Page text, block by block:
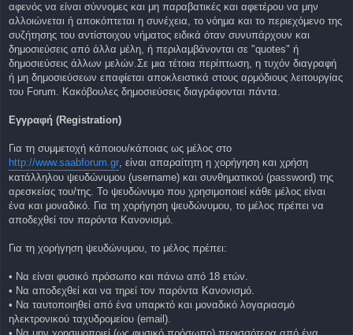
αφενός να είναι σύννομες και μη παραβατικές και αφετέρου να μην
αλλοιώνεται ή αποκόπτεται η συνέχεια, το νόημα και το περιεχόμενο της
συζήτησης του αντίστοιχου νήματος ειδικά όταν συνυπάρχουν και
δημοσιεύσεις από άλλα μέλη, ή περιλαμβάνονται σε "quotes" ή
δημοσιεύσεις άλλων μελών.Σε μια τέτοια περίπτωση, η τυχόν διαγραφή
ή μη δημοσιεύσεων επαφίεται αποκλειστικά στους αρμόδιους λειτουργίας
του Forum. Κακόβουλες δημοσιεύσεις διαγράφονται πάντα.
Εγγραφή (Registration)
Για τη συμμετοχή κάποιου/κάποιας ως μέλος στο
http://www.saabforum.gr, είναι απαραίτητη η χορήγηση και χρήση
κατάλληλου ψευδώνυμου (username) και συνθηματικού (password) της
αρεσκείας του/της. Το ψευδώνυμο που χρησιμοποιεί κάθε μέλος είναι
ένα και μοναδικό. Για τη χορήγηση ψευδώνυμου, το μέλος πρέπει να
αποδεχθεί τον παρόντα Κανονισμό.
Για τη χορήγηση ψευδώνυμου, το μέλος πρέπει:
• Να είναι φυσικό πρόσωπο και πάνω από 18 ετών.
• Να αποδεχθεί και να τηρεί τον παρόντα Κανονισμό.
• Να ταυτοποιηθεί από ένα υπαρκτό και μοναδικό λογαριασμό
ηλεκτρονικού ταχυδρομείου (email).